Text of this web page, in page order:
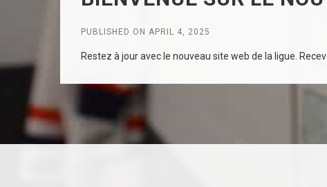
PUBLISHED ON APRIL 4, 2025
Restez à jour avec le nouveau site web de la ligue.